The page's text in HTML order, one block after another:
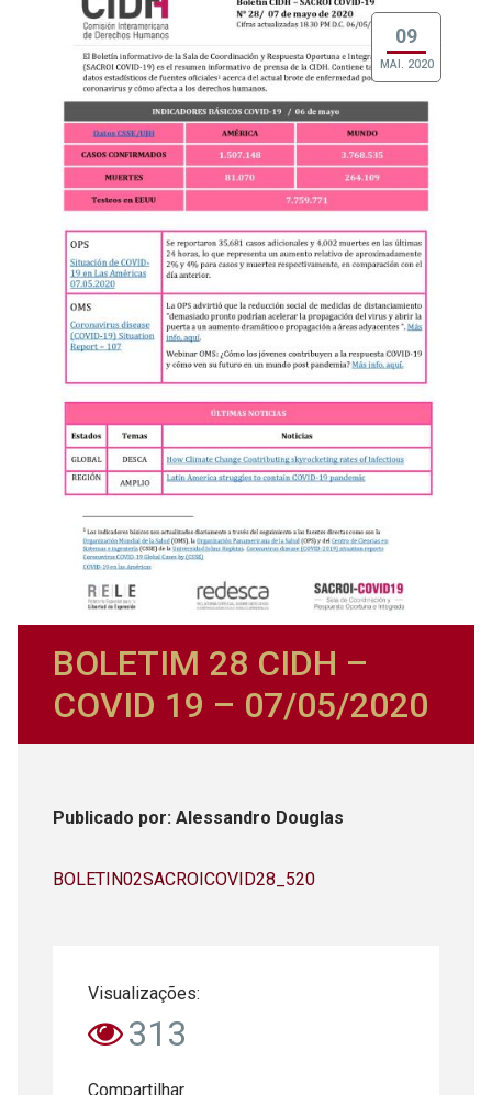
09
MAI. 2020
BOLETIM 28 CIDH –
COVID 19 – 07/05/2020
Publicado por: Alessandro Douglas
BOLETIN02SACROICOVID28_520
Visualizações:
313
Compartilhar